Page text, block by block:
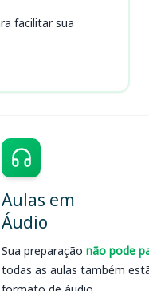
facilitar sua
Aulas em
Áudio
Sua preparação não pode
todas as aulas também